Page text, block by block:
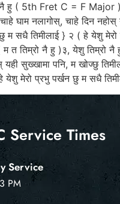
नै हु ( 5th Fret C = F Major
घाम नलागोस्, चाहे दिन नहोस्
छु म सधै तिमीलाई } २ ( हे येशु
म त तिम्रो नै हु )३, येशु तिम्रो नै
यही सुख्खामा पनि, म खोज्छु
येशु मेरो प्रभु पर्खन छु म सधै
Service Times
Service
PM